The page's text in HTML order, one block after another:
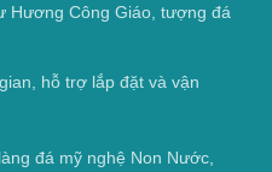
Hương Công Giáo, tượng đá
hỗ trợ lắp đặt và vận
đá mỹ nghệ Non Nước,